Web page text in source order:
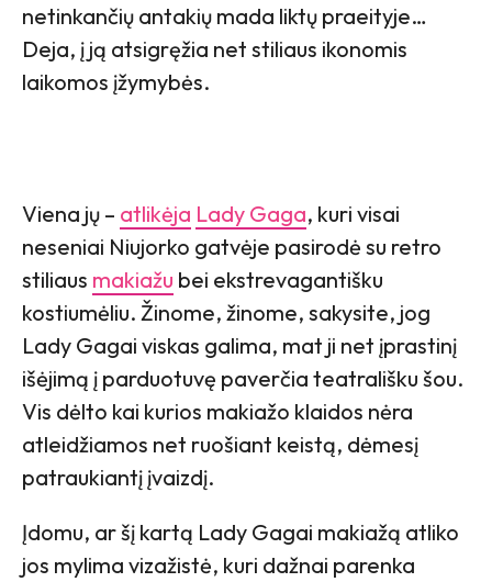
netinkančių antakių mada liktų praeityje…
Deja, į ją atsigręžia net stiliaus ikonomis
laikomos įžymybės.
Viena jų – atlikėja Lady Gaga, kuri visai
neseniai Niujorko gatvėje pasirodė su retro
stiliaus makiažu bei ekstrevagantišku
kostiumėliu. Žinome, žinome, sakysite, jog
Lady Gagai viskas galima, mat ji net įprastinį
išėjimą į parduotuvę paverčia teatrališku šou.
Vis dėlto kai kurios makiažo klaidos nėra
atleidžiamos net ruošiant keistą, dėmesį
patraukiantį įvaizdį.
Įdomu, ar šį kartą Lady Gagai makiažą atliko
jos mylima vizažistė, kuri dažnai parenka